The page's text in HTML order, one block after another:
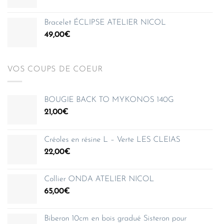
Bracelet ÉCLIPSE ATELIER NICOL
49,00€
VOS COUPS DE COEUR
BOUGIE BACK TO MYKONOS 140G
21,00€
Créoles en résine L – Verte LES CLEIAS
22,00€
Collier ONDA ATELIER NICOL
65,00€
Biberon 10cm en bois gradué Sisteron pour